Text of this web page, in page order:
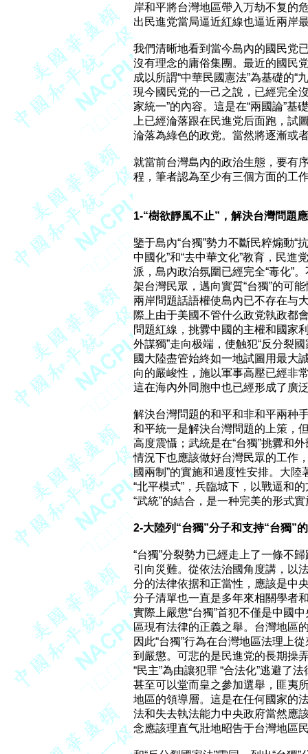
岸和平將台灣地區帶入万劫不复的
出民進党當局逼近紅線也逼近兩岸
我們清晰地看到當今島內的國民党
沒有理念的庸俗集團。最近的國民
成以所謂“中華民國憲法”為基礎的“
現今國民党的一己之說，已經完全
家統一”的內容。這是在“兩國論”基
上已經淪落跟在民進党后面跑，試
淪落為綠色的政党。當然將逐漸或
就當前台灣島內的政治生態，要有
程，筆者認為至少有三個方面的工
1-“樹欲靜風不止”，解決台灣問題
鑒于島內“台獨”勢力不斷民粹煽動“
中國化”和“去中華文化”教育，民進
派，島內政治氛圍已經完全“毒化”
架台灣民眾，邁向實質“台獨”的可
兩岸問題話語權使島內已不存在与
際上由于美國不管什么政党執政都
問題紅線，挑釁中國的主權和國家
外謀獨”走向极端，使触犯“反分裂
國大陸盡管始終如一地試圖用最大
向的嚴峻性，施以軍事高壓已經非
這在海內外同胞中也已經形成了廣
解決台灣問題的和平和非和平兩种
和平統一是解決台灣問題的上策，
高度震懾；武統是在“台獨”挑釁和
情況下也應該做好台灣民眾的工作
國兩制”的實施和過度性安排。大
“北平模式”，兵臨城下，以戰逼和
“武統”的結合，是一种完美的形式
2-大陸列“台獨”分子和支持“台獨”
“台獨”分裂勢力已經走上了一條不
引向災難。從依法治國角度講，以
分的法律依据和正當性，應該是中
分子清單也一直是多年來相關學者
實際上嚴懲“台獨”首犯不僅是中國
區現有法律的正義之舉。台灣地區
因此“台獨”行為在台灣地區法理上
到嚴懲。可悲的是民進党的長期操
“民主”為由讓犯罪 “合法化”逃避了
甚至可以堂而皇之參加選舉，匪夷
地區的領導層。這是在任何國家的
法和失去執法能力中央政府當然應
念應該理直气壯地昭告于台灣地區